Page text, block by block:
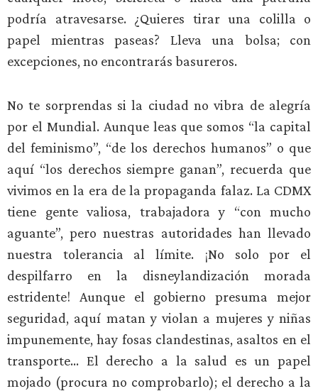
podría atravesarse. ¿Quieres tirar una colilla o
papel mientras paseas? Lleva una bolsa; con
excepciones, no encontrarás basureros.
No te sorprendas si la ciudad no vibra de alegría
por el Mundial. Aunque leas que somos “la capital
del feminismo”, “de los derechos humanos” o que
aquí “los derechos siempre ganan”, recuerda que
vivimos en la era de la propaganda falaz. La CDMX
tiene gente valiosa, trabajadora y “con mucho
aguante”, pero nuestras autoridades han llevado
nuestra tolerancia al límite. ¡No solo por el
despilfarro en la disneylandización morada
estridente! Aunque el gobierno presuma mejor
seguridad, aquí matan y violan a mujeres y niñas
impunemente, hay fosas clandestinas, asaltos en el
transporte… El derecho a la salud es un papel
mojado (procura no comprobarlo); el derecho a la